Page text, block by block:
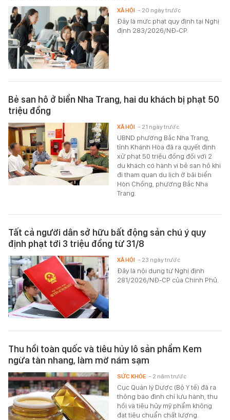
Đây là mức phạt quy định tại Nghị
định 283/2026/NĐ-CP.
XÃ HỘI - 20 ngày trước
Bẻ san hô ở biển Nha Trang, hai du khách bị phạt 50
triệu đồng
UBND phường Bắc Nha Trang,
tỉnh Khánh Hòa đã ra quyết định
xử phạt 50 triệu đồng đối với 2
du khách có hành vi bẻ san hô khi
đi tham quan du lịch ở bãi biển
Hòn Chồng, phường Bắc Nha
Trang.
XÃ HỘI - 21 ngày trước
Tất cả người dân sở hữu bất động sản chú ý quy
định phạt tới 3 triệu đồng từ 31/8
Đây là nội dung từ Nghị định
281/2026/NĐ-CP của Chính Phủ.
XÃ HỘI - 23 ngày trước
Thu hồi toàn quốc và tiêu hủy lô sản phẩm Kem
ngừa tàn nhang, làm mờ nám sạm
Cục Quản lý Dược (Bộ Y tế) đã ra
thông báo đình chỉ lưu hành, thu
hồi và tiêu hủy mỹ phẩm không
đạt tiêu chuẩn chất lượng.
SỨC KHỎE - 2 năm trước